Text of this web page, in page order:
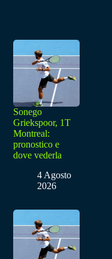
Sonego
Griekspoor, 1T
Montreal:
pronostico e
dove vederla
4 Agosto
2026